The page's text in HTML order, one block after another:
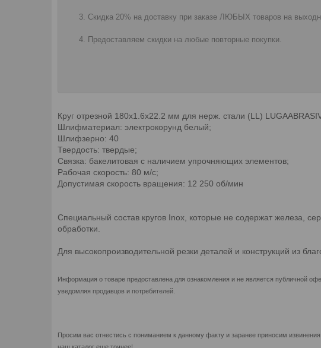
Скидка 20% на доставку при заказе ЛЮБЫХ товаров на
Предоставляем скидки на любые повторные покупки.
Круг отрезной 180х1.6x22.2 мм для нерж. стали (LL)
Шлифматериал: электрокорунд белый;
Шлифзерно: 40
Твердость: твердые;
Связка: бакелитовая с наличием упрочняющих элементов;
Рабочая скорость: 80 м/с;
Допустимая скорость вращения: 12 250 об/мин
Специальный состав кругов Inox, которые не содержат железа,
обработки.
Для высокопроизводительной резки деталей и конструкций из
Информация о товаре предоставлена для ознакомления и не является публичной
уведомляя продавцов и потребителей.
Просим вас отнестись с пониманием к данному факту и заранее приносим